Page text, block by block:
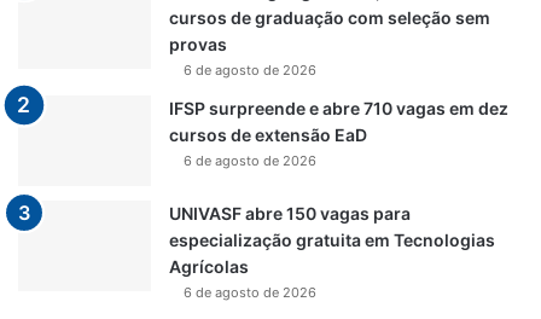
cursos de graduação com seleção sem
provas
6 de agosto de 2026
IFSP surpreende e abre 710 vagas em dez
cursos de extensão EaD
6 de agosto de 2026
UNIVASF abre 150 vagas para
especialização gratuita em Tecnologias
Agrícolas
6 de agosto de 2026